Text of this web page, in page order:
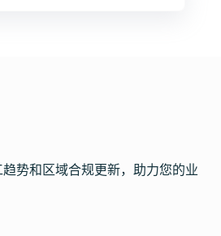
势和区域合规更新，助力您的业